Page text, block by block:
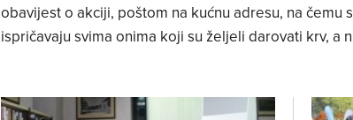
obavijest o akciji, poštom na kućnu adresu, na čemu
ispričavaju svima onima koji su željeli darovati krv, a